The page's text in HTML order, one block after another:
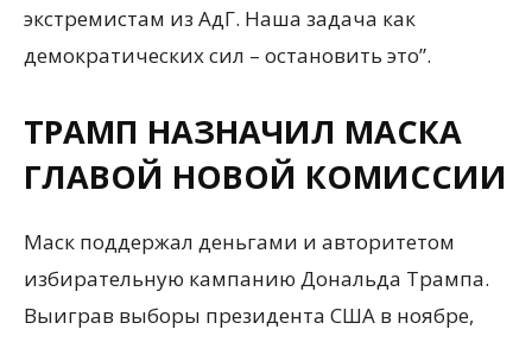
экстремистам из АдГ. Наша задача как
демократических сил – остановить это”.
ТРАМП НАЗНАЧИЛ МАСКА
ГЛАВОЙ НОВОЙ КОМИССИИ
Маск поддержал деньгами и авторитетом
избирательную кампанию Дональда Трампа.
Выиграв выборы президента США в ноябре,